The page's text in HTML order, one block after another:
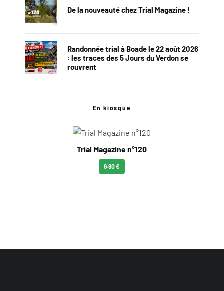
De la nouveauté chez Trial Magazine !
Randonnée trial à Boade le 22 août 2026
: les traces des 5 Jours du Verdon se
rouvrent
En kiosque
Trial Magazine n°120
6.90 €